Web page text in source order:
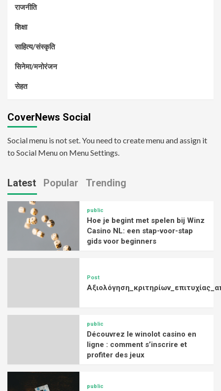
राजनीति
शिक्षा
साहित्य/संस्कृति
सिनेमा/मनोरंजन
सेहत
CoverNews Social
Social menu is not set. You need to create menu and assign it
to Social Menu on Menu Settings.
Latest Popular Trending
public
Hoe je begint met spelen bij Winz
Casino NL: een stap-voor-stap
gids voor beginners
Post
public
Découvrez le winolot casino en
ligne : comment s’inscrire et
profiter des jeux
public